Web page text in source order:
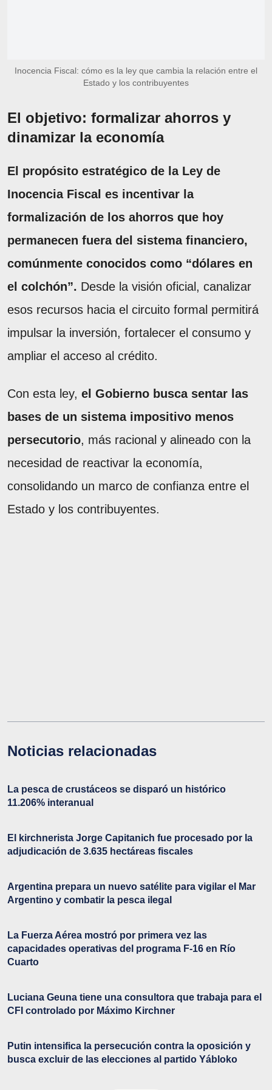
Inocencia Fiscal: cómo es la ley que cambia la relación entre el
Estado y los contribuyentes
El objetivo: formalizar ahorros y
dinamizar la economía
El propósito estratégico de la Ley de
Inocencia Fiscal es incentivar la
formalización de los ahorros que hoy
permanecen fuera del sistema financiero,
comúnmente conocidos como “dólares en
el colchón”. Desde la visión oficial, canalizar
esos recursos hacia el circuito formal permitirá
impulsar la inversión, fortalecer el consumo y
ampliar el acceso al crédito.
Con esta ley, el Gobierno busca sentar las
bases de un sistema impositivo menos
persecutorio, más racional y alineado con la
necesidad de reactivar la economía,
consolidando un marco de confianza entre el
Estado y los contribuyentes.
Noticias relacionadas
La pesca de crustáceos se disparó un histórico
11.206% interanual
El kirchnerista Jorge Capitanich fue procesado por la
adjudicación de 3.635 hectáreas fiscales
Argentina prepara un nuevo satélite para vigilar el Mar
Argentino y combatir la pesca ilegal
La Fuerza Aérea mostró por primera vez las
capacidades operativas del programa F-16 en Río
Cuarto
Luciana Geuna tiene una consultora que trabaja para el
CFI controlado por Máximo Kirchner
Putin intensifica la persecución contra la oposición y
busca excluir de las elecciones al partido Yábloko